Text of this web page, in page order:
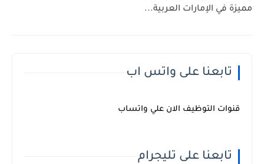
مميزة في الإمارات العربية...
تابعنا على واتس اب
قنوات التوظيف الان علي واتساب
تابعنا على تليجرام